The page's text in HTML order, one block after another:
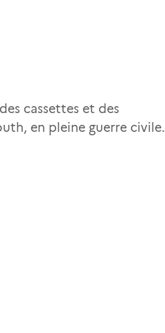
cassettes et des
en pleine guerre civile.